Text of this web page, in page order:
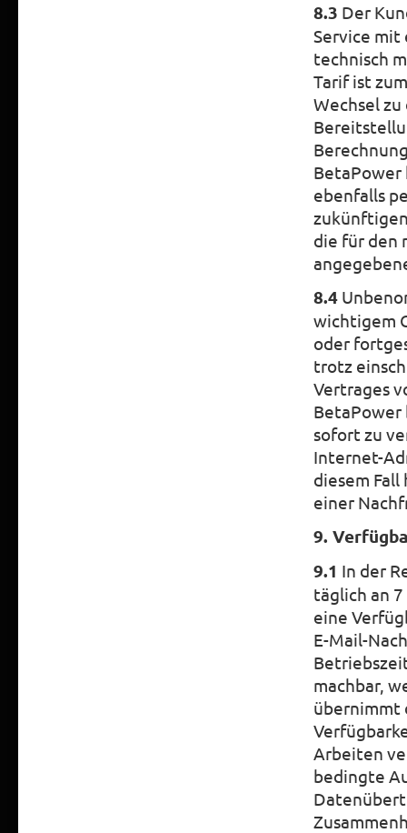
8.3 Der
Service mit
technisch
Tarif ist
Wechsel
BetaPower
ebenfalls
die für den
8.4
wichtigem
oder
trotz
Vertrages
BetaPower
sofort zu
Internet-
diesem
einer
9.
9.1 In der
täglich an
eine
E-Mail-
machbar,
übernimmt
Arbeiten
bedingte